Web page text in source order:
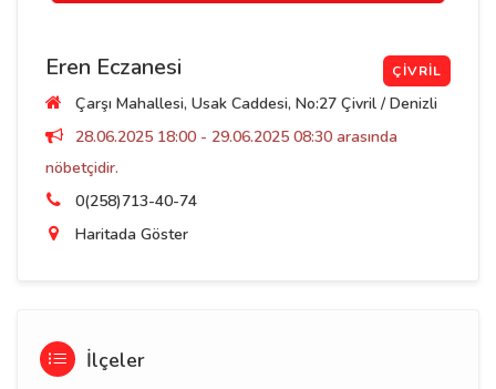
Eren Eczanesi ÇIVRIL
Çarşı Mahallesi, Usak Caddesi, No:27 Çivril / Denizli
28.06.2025 18:00 - 29.06.2025 08:30 arasında
nöbetçidir.
0(258)713-40-74
Haritada Göster
İlçeler